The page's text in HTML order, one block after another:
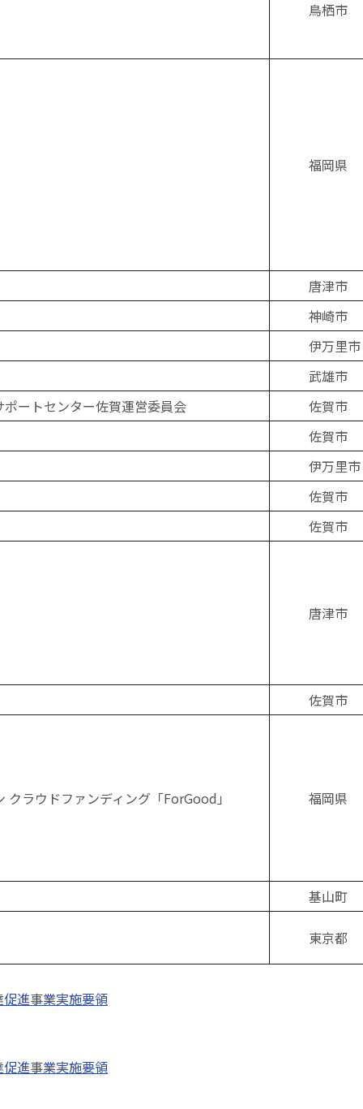
鳥栖市
福岡県
唐津市
神崎市
伊万里市
武雄市
ートセンター佐賀運営委員会
佐賀市
佐賀市
伊万里市
佐賀市
佐賀市
唐津市
佐賀市
ラウドファンディング「ForGood」 福岡県
基山町
東京都
進事業実施要領
進事業実施要領